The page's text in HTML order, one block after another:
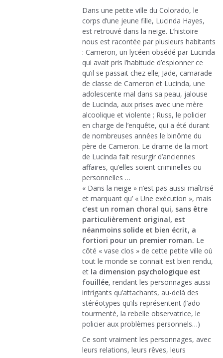
Dans une petite ville du Colorado, le
corps d’une jeune fille, Lucinda Hayes,
est retrouvé dans la neige. L’histoire
nous est racontée par plusieurs habitants
: Cameron, un lycéen obsédé par Lucinda
qui avait pris l’habitude d’espionner ce
qu’il se passait chez elle; Jade, camarade
de classe de Cameron et Lucinda, une
adolescente mal dans sa peau, jalouse
de Lucinda, aux prises avec une mère
alcoolique et violente ; Russ, le policier
en charge de l’enquête, qui a été durant
de nombreuses années le binôme du
père de Cameron. Le drame de la mort
de Lucinda fait resurgir d’anciennes
affaires, qu’elles soient criminelles ou
personnelles …
« Dans la neige » n’est pas aussi maîtrisé
et marquant qu’ « Une exécution », mais
c’est un roman choral qui, sans être
particulièrement original, est
néanmoins solide et bien écrit, a
fortiori pour un premier roman. Le
côté « vase clos » de cette petite ville où
tout le monde se connait est bien rendu,
et la dimension psychologique est
fouillée, rendant les personnages aussi
intrigants qu’attachants, au-delà des
stéréotypes qu’ils représentent (l’ado
tourmenté, la rebelle observatrice, le
policier aux problèmes personnels…)
Ce sont vraiment les personnages, avec
leurs relations, leurs rêves, leurs